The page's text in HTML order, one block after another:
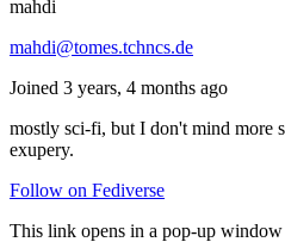
mahdi
mahdi@tomes.tchncs.de
Joined 3 years, 4 months ago
mostly sci-fi, but I don't mind more
exupery.
Follow on Fediverse
This link opens in a pop-up window